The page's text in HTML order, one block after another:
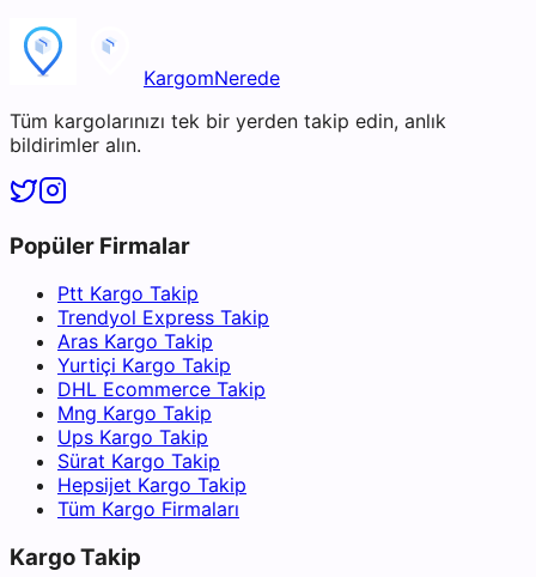
KargomNerede
Tüm kargolarınızı tek bir yerden takip edin, anlık
bildirimler alın.
Popüler Firmalar
Ptt Kargo Takip
Trendyol Express Takip
Aras Kargo Takip
Yurtiçi Kargo Takip
DHL Ecommerce Takip
Mng Kargo Takip
Ups Kargo Takip
Sürat Kargo Takip
Hepsijet Kargo Takip
Tüm Kargo Firmaları
Kargo Takip